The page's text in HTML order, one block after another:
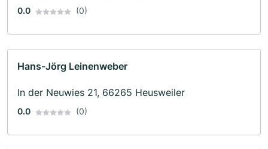
0.0 (0)
Hans-Jörg Leinenweber
In der Neuwies 21, 66265 Heusweiler
0.0 (0)